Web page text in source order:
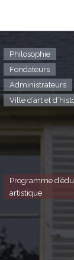
Philosophie
Fondateurs
Administrateurs
Ville d’art et
Programme
artistique